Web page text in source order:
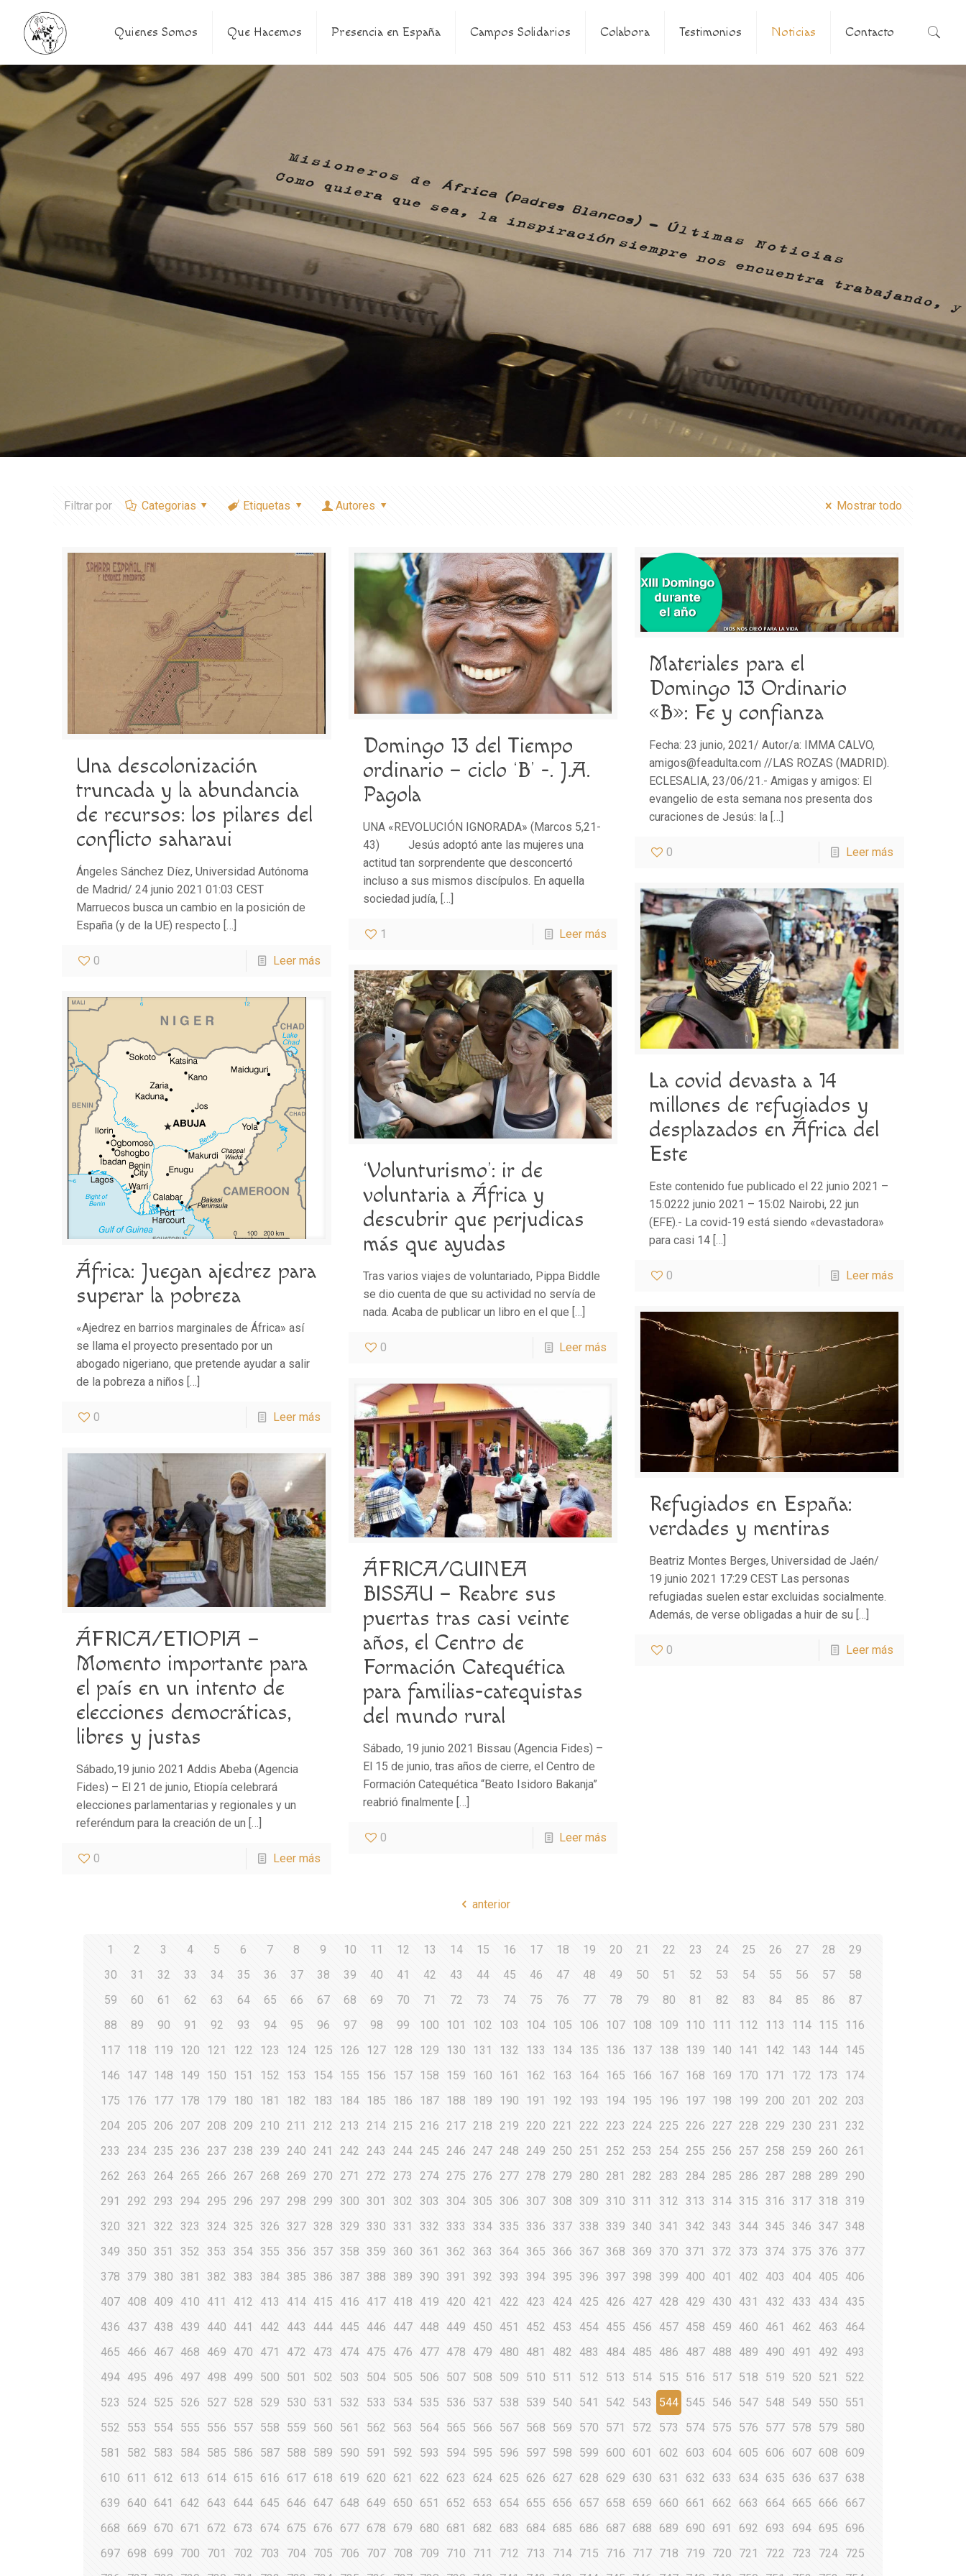
Quienes Somos Que Hacemos Presencia en España Campos Solidarios Colabora Testimonios Noticias Contacto
Filtrar por Categorias Etiquetas Autores Mostrar todo
Una descolonización
truncada y la abundancia
de recursos: los pilares del
conflicto saharaui
Ángeles Sánchez Díez, Universidad Autónoma
de Madrid/ 24 junio 2021 01:03 CEST
Marruecos busca un cambio en la posición de
España (y de la UE) respecto […]
0 Leer más
Domingo 13 del Tiempo
ordinario – ciclo ‘B’ -. J.A.
Pagola
UNA «REVOLUCIÓN IGNORADA» (Marcos 5,21-
43) Jesús adoptó ante las mujeres una
actitud tan sorprendente que desconcertó
incluso a sus mismos discípulos. En aquella
sociedad judía, […]
1 Leer más
Materiales para el
Domingo 13 Ordinario
«B»: Fe y confianza
Fecha: 23 junio, 2021/ Autor/a: IMMA CALVO,
amigos@feadulta.com //LAS ROZAS (MADRID).
ECLESALIA, 23/06/21.- Amigas y amigos: El
evangelio de esta semana nos presenta dos
curaciones de Jesús: la […]
0 Leer más
La covid devasta a 14
millones de refugiados y
desplazados en África del
Este
Este contenido fue publicado el 22 junio 2021 –
15:0222 junio 2021 – 15:02 Nairobi, 22 jun
(EFE).- La covid-19 está siendo «devastadora»
para casi 14 […]
0 Leer más
‘Volunturismo’: ir de
voluntaria a África y
descubrir que perjudicas
más que ayudas
Tras varios viajes de voluntariado, Pippa Biddle
se dio cuenta de que su actividad no servía de
nada. Acaba de publicar un libro en el que […]
0 Leer más
África: Juegan ajedrez para
superar la pobreza
«Ajedrez en barrios marginales de África» así
se llama el proyecto presentado por un
abogado nigeriano, que pretende ayudar a salir
de la pobreza a niños […]
0 Leer más
Refugiados en España:
verdades y mentiras
Beatriz Montes Berges, Universidad de Jaén/
19 junio 2021 17:29 CEST Las personas
refugiadas suelen estar excluidas socialmente.
Además, de verse obligadas a huir de su […]
0 Leer más
ÁFRICA/GUINEA
BISSAU – Reabre sus
puertas tras casi veinte
años, el Centro de
Formación Catequética
para familias-catequistas
del mundo rural
Sábado, 19 junio 2021 Bissau (Agencia Fides) –
El 15 de junio, tras años de cierre, el Centro de
Formación Catequética “Beato Isidoro Bakanja”
reabrió finalmente […]
0 Leer más
ÁFRICA/ETIOPIA –
Momento importante para
el país en un intento de
elecciones democráticas,
libres y justas
Sábado,19 junio 2021 Addis Abeba (Agencia
Fides) – El 21 de junio, Etiopía celebrará
elecciones parlamentarias y regionales y un
referéndum para la creación de un […]
0 Leer más
anterior
1 2 3 4 5 6 7 8 9 10 11 12 13 14 15 16 17 18 19 20 21 22 23 24 25 26 27 28
29
30
31 32 33 34 35 36 37 38 39 40 41 42 43 44 45 46 47 48 49 50 51 52 53 54 55 56 57
58
59
60 61 62 63 64 65 66 67 68 69 70 71 72 73 74 75 76 77 78 79 80 81 82 83 84 85 86
87
88
89 90 91 92 93 94 95 96 97 98 99 100 101 102 103 104 105 106 107 108 109 110 111 112 113 114 115
116
117 118 119 120 121 122 123 124 125 126 127 128 129 130 131 132 133 134 135 136 137 138 139 140 141 142 143 144 145
146
147 148 149 150 151 152 153 154 155 156 157 158 159 160 161 162 163 164 165 166 167 168 169 170 171 172 173
174
175
176 177 178 179 180 181 182 183 184 185 186 187 188 189 190 191 192 193 194 195 196 197 198 199 200 201 202
203
204 205 206 207 208 209 210 211 212 213 214 215 216 217 218 219 220 221 222 223 224 225 226 227 228 229 230 231
232
233
234 235 236 237 238 239 240 241 242 243 244 245 246 247 248 249 250 251 252 253 254 255 256 257 258 259 260
261
262
263 264 265 266 267 268 269 270 271 272 273 274 275 276 277 278 279 280 281 282 283 284 285 286 287 288 289
290
291
292 293 294 295 296 297 298 299 300 301 302 303 304 305 306 307 308 309 310 311 312 313 314 315 316 317 318
319
320
321 322 323 324 325 326 327 328 329 330 331 332 333 334 335 336 337 338 339 340 341 342 343 344 345 346 347 348
349
350 351 352 353 354 355 356 357 358 359 360 361 362 363 364 365 366 367 368 369 370 371 372 373 374 375 376
377
378
379 380 381 382 383 384 385 386 387 388 389 390 391 392 393 394 395 396 397 398 399 400 401 402 403 404 405
406
407 408 409 410 411 412 413 414 415 416 417 418 419 420 421 422 423 424 425 426 427 428 429 430 431 432 433 434 435
436
437 438 439 440 441 442 443 444 445 446 447 448 449 450 451 452 453 454 455 456 457 458 459 460 461 462 463
464
465
466 467 468 469 470 471 472 473 474 475 476 477 478 479 480 481 482 483 484 485 486 487 488 489 490 491 492
493
494 495 496 497 498 499 500 501 502 503 504 505 506 507 508 509 510 511 512 513 514 515 516 517 518 519 520 521
522
523
524 525 526 527 528 529 530 531 532 533 534 535 536 537 538 539 540 541 542 543 544 545 546 547 548 549 550
551
552
553 554 555 556 557 558 559 560 561 562 563 564 565 566 567 568 569 570 571 572 573 574 575 576 577 578 579
580
581
582 583 584 585 586 587 588 589 590 591 592 593 594 595 596 597 598 599 600 601 602 603 604 605 606 607 608
609
610
611 612 613 614 615 616 617 618 619 620 621 622 623 624 625 626 627 628 629 630 631 632 633 634 635 636 637 638
639
640 641 642 643 644 645 646 647 648 649 650 651 652 653 654 655 656 657 658 659 660 661 662 663 664 665 666
667
668
669 670 671 672 673 674 675 676 677 678 679 680 681 682 683 684 685 686 687 688 689 690 691 692 693 694 695
696
697 698 699 700 701 702 703 704 705 706 707 708 709 710 711 712 713 714 715 716 717 718 719 720 721 722 723 724 725